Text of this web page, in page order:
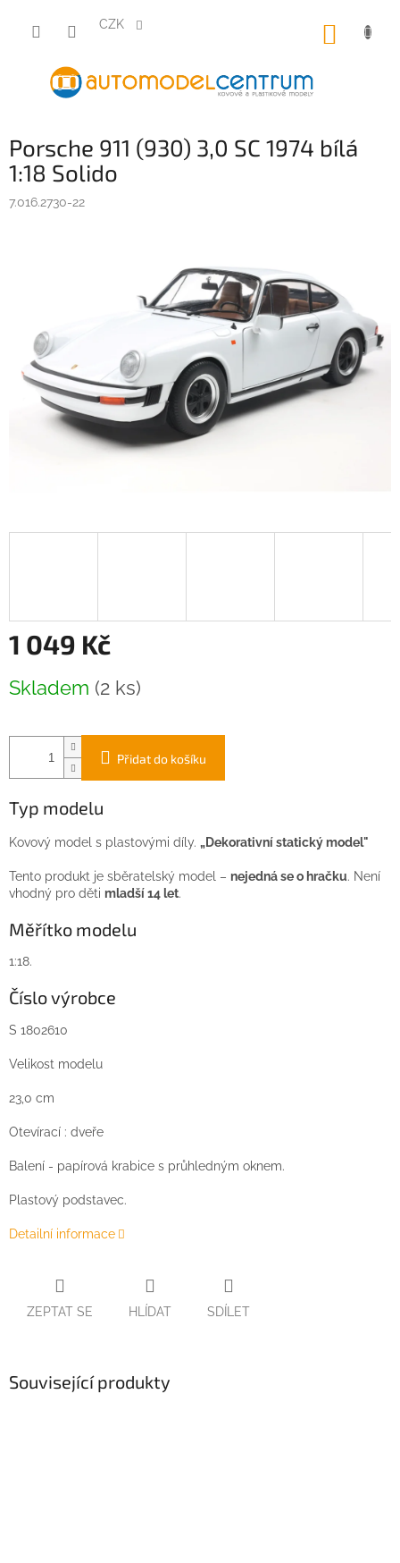
obsah
CZK
Porsche 911 (930) 3,0 SC 1974 bílá
1:18 Solido
7.016.2730-22
1 049 Kč
cena:
Skladem (2 ks)
Přidat do košíku
Typ modelu
Kovový model s plastovými díly. „Dekorativní statický model"
Tento produkt je sběratelský model – nejedná se o hračku. Není
vhodný pro děti mladší 14 let.
Měřítko modelu
1:18.
Číslo výrobce
S 1802610
Velikost modelu
23,0 cm
Otevírací : dveře
Balení - papírová krabice s průhledným oknem.
Plastový podstavec.
Detailní informace
ZEPTAT SE HLÍDAT SDÍLET
Související produkty